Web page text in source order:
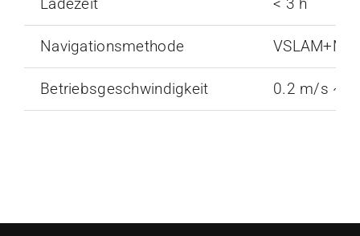
Navigationsmethode
Betriebsgeschwindigkeit 0.2 m/s ~